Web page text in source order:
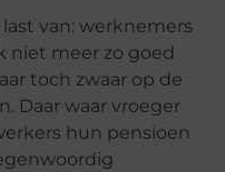
van: werknemers
niet meer zo goed
toch zwaar op de
Daar waar vroeger
hun pensioen